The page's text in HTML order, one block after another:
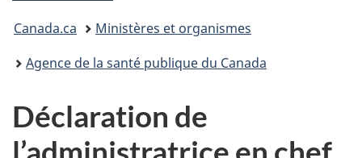
Vous
êtes
Canada.ca
Ministères et organismes
Agence de la santé publique du Canada
Déclaration de